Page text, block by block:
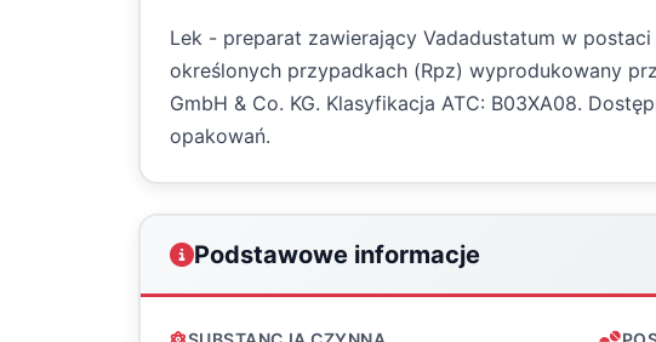
Lek - preparat zawierający Vadadustatum w
określonych przypadkach (Rpz) wyprodukowany
GmbH & Co. KG. Klasyfikacja ATC: B03XA08.
opakowań.
Podstawowe informacje